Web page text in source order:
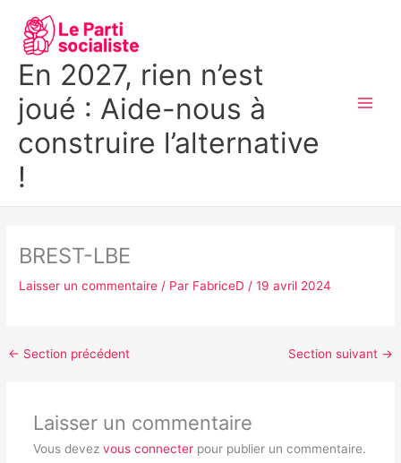
contenu
En 2027, rien n’est
joué : Aide-nous à
construire l’alternative
!
BREST-LBE
Laisser un commentaire / Par FabriceD/19 avril 2024
← Section précédent Section suivant →
Laisser un commentaire
Vous devez vous connecterpour publier un commentaire.